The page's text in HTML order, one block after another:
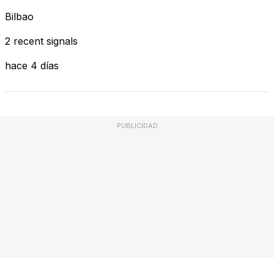
Bilbao
2 recent signals
hace 4 días
PUBLICIDAD